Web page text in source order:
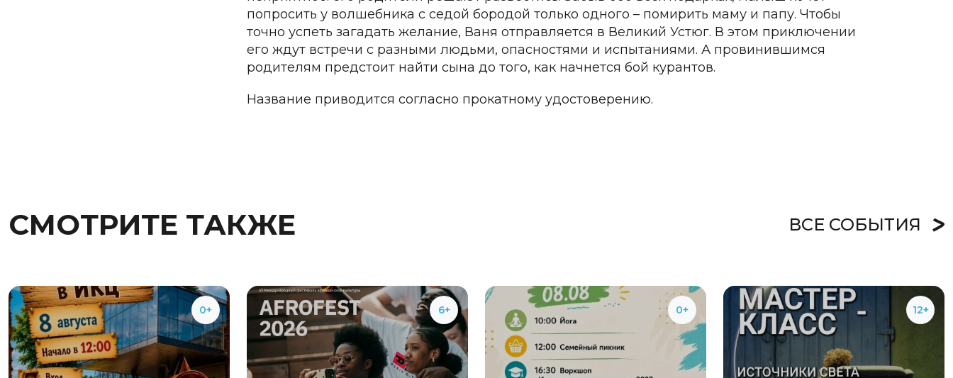
попросить у волшебника с седой бородой только одного – помирить маму и папу. Чтобы
точно успеть загадать желание, Ваня отправляется в Великий Устюг. В этом приключении
его ждут встречи с разными людьми, опасностями и испытаниями. А провинившимся
родителям предстоит найти сына до того, как начнется бой курантов.
Название приводится согласно прокатному удостоверению.
СМОТРИТЕ ТАКЖЕ ВСЕ СОБЫТИЯ
0+ 6+ 0+ 12+